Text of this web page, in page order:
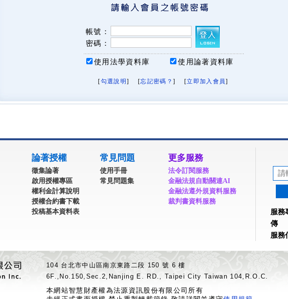
帳號：
密碼：
使用法學資料庫 使用論著資料庫
[勾選說明 ] [忘記密碼？ ] [立即加入會員]
論著授權
徵集論著
啟用授權專區
權利金計算說明
授權合約書下載
投稿基本資料表
常見問題
使用手冊
常見問題集
更多服務
法令訂閱服務
金融法規自動關連AI
金融法遵外規資料服務
裁判書資料服務
服務
傳
服務
104 台北市中山區南京東路二段 150 號 6 樓
6F.,No.150,Sec.2,Nanjing E. RD., Taipei City Taiwan 104,R.O.C.
本網站智慧財產權為法源資訊股份有限公司所有